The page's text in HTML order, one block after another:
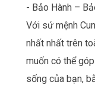
- Bảo Hành –
Với sứ mệnh
nhất nhất trên
muốn có thể
sống của bạn,